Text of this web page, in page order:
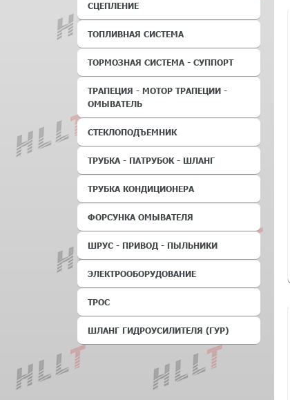
СЦЕПЛЕНИЕ
ТОПЛИВНАЯ СИСТЕМА
ТОРМОЗНАЯ СИСТЕМА - СУППОРТ
ТРАПЕЦИЯ - МОТОР ТРАПЕЦИИ -
ОМЫВАТЕЛЬ
СТЕКЛОПОДЪЕМНИК
ТРУБКА - ПАТРУБОК - ШЛАНГ
ТРУБКА КОНДИЦИОНЕРА
ФОРСУНКА ОМЫВАТЕЛЯ
ШРУС - ПРИВОД - ПЫЛЬНИКИ
ЭЛЕКТРООБОРУДОВАНИЕ
ТРОС
ШЛАНГ ГИДРОУСИЛИТЕЛЯ (ГУР)